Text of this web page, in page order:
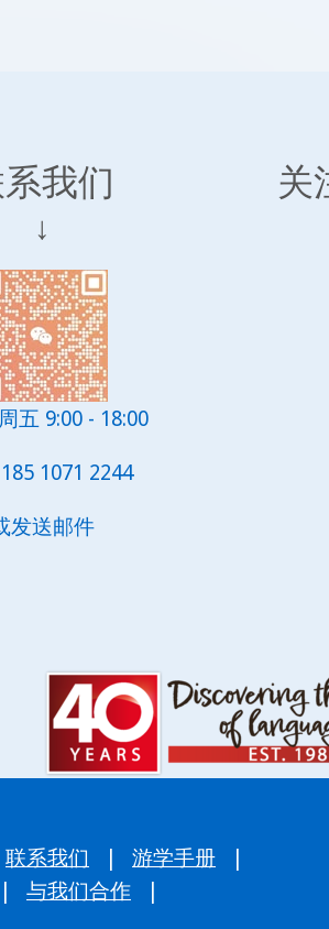
我们
↓
五 9:00 - 18:00
1071 2244
发送邮件
关
联系我们 | 游学手册
|
| 与我们合作
|